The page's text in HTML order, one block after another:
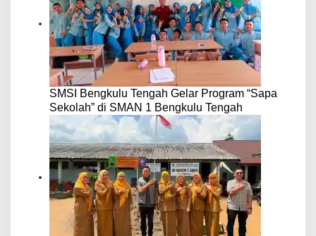
SMSI Bengkulu Tengah Gelar Program “Sapa
Sekolah” di SMAN 1 Bengkulu Tengah